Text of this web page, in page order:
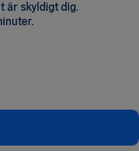
är skyldigt dig.